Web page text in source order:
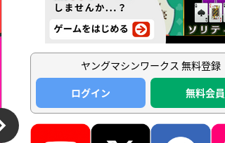
ヤングマシンワークス 無料登録
ログイン
無料会員